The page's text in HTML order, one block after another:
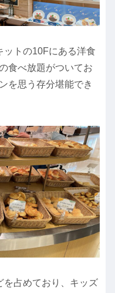
ットの10Fにある洋食
食べ放題がついてお
を思う存分堪能でき
を占めており、キッズ